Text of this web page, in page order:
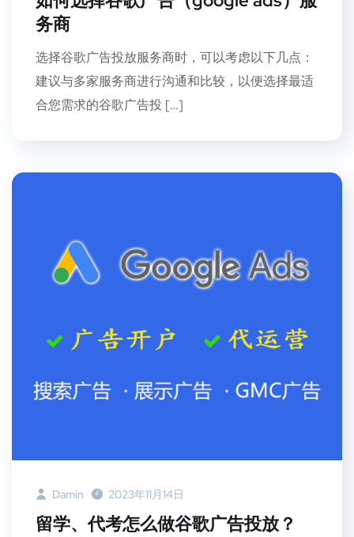
务商
选择谷歌广告投放服务商时，可以考虑以下几点：
建议与多家服务商进行沟通和比较，以便选择最适
合您需求的谷歌广告投 […]
Damin 2023年11月14日
留学、代考怎么做谷歌广告投放？